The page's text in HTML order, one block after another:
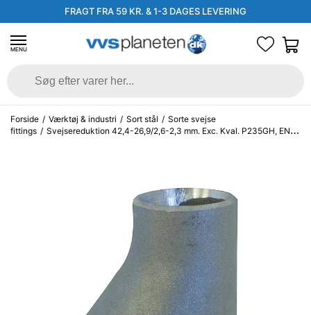
FRAGT FRA 59 KR. & 1-3 DAGES LEVERING
MENU
Forside / Værktøj & industri / Sort stål / Sorte svejse
fittings / Svejsereduktion 42,4-26,9/2,6-2,3 mm. Exc. Kval. P235GH, EN